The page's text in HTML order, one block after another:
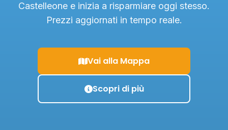
Castelleone e inizia a risparmiare oggi stesso.
Prezzi aggiornati in tempo reale.
Vai alla Mappa
Scopri di più